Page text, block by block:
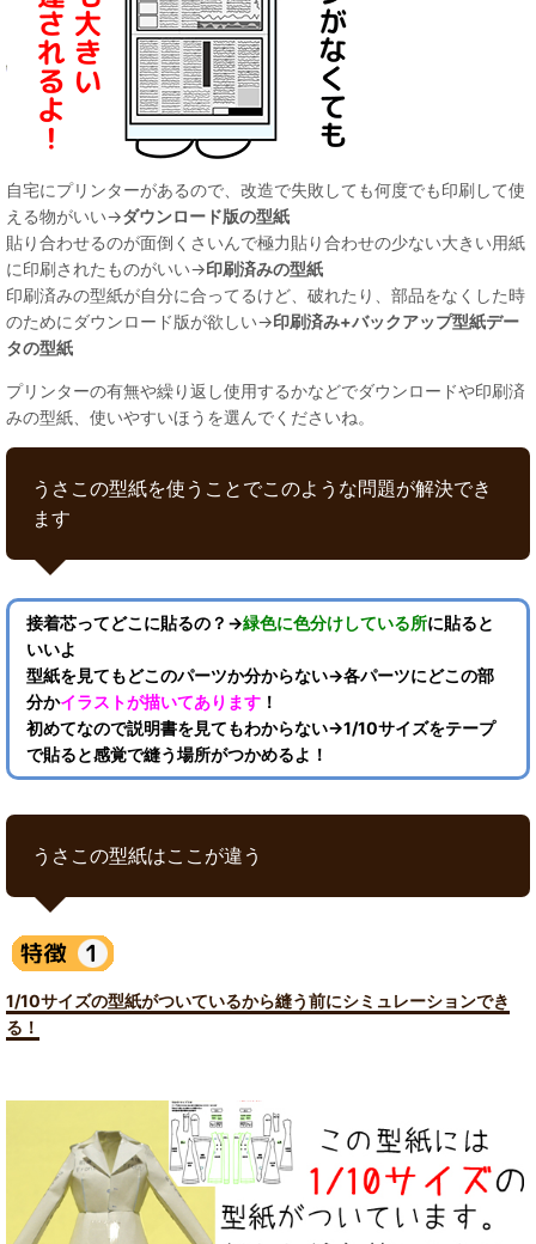
自宅にプリンターがあるので、改造で失敗しても何度でも印刷して使
える物がいい→ダウンロード版の型紙
貼り合わせるのが面倒くさいんで極力貼り合わせの少ない大きい用紙
に印刷されたものがいい→印刷済みの型紙
印刷済みの型紙が自分に合ってるけど、破れたり、部品をなくした時
のためにダウンロード版が欲しい→印刷済み+バックアップ型紙デー
タの型紙
プリンターの有無や繰り返し使用するかなどでダウンロードや印刷済
みの型紙、使いやすいほうを選んでくださいね。
うさこの型紙を使うことでこのような問題が解決でき
ます
接着芯ってどこに貼るの？→緑色に色分けしている所に貼ると
いいよ
型紙を見てもどこのパーツか分からない→各パーツにどこの部
分かイラストが描いてあります ！
初めてなので説明書を見てもわからない→1/10サイズをテープ
で貼ると感覚で縫う場所がつかめるよ！
うさこの型紙はここが違う
1/10サイズの型紙がついているから縫う前にシミュレーションでき
る！